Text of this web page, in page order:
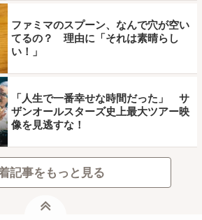
ファミマのスプーン、なんで穴が空い
てるの？ 理由に「それは素晴らし
い！」
「人生で一番幸せな時間だった」 サ
ザンオールスターズ史上最大ツアー映
像を見逃すな！
記事をもっと見る